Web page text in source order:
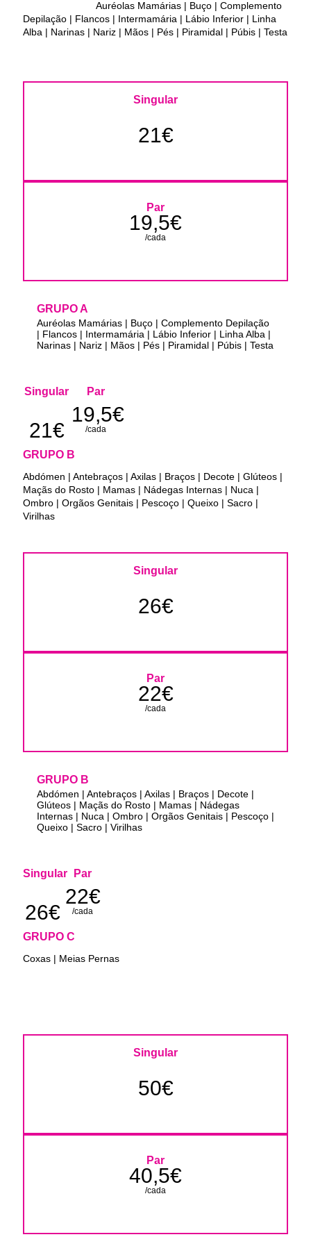
Auréolas Mamárias | Buço | Complemento
Depilação | Flancos | Intermamária | Lábio Inferior | Linha
Alba | Narinas | Nariz | Mãos | Pés | Piramidal | Púbis | Testa
Singular
21€
Par
19,5€
/cada
GRUPO A
Auréolas Mamárias | Buço | Complemento Depilação
| Flancos | Intermamária | Lábio Inferior | Linha Alba |
Narinas | Nariz | Mãos | Pés | Piramidal | Púbis | Testa
Singular
21€
Par
19,5€
/cada
GRUPO B
Abdómen | Antebraços | Axilas | Braços | Decote | Glúteos |
Maçãs do Rosto | Mamas | Nádegas Internas | Nuca |
Ombro | Orgãos Genitais | Pescoço | Queixo | Sacro |
Virilhas
Singular
26€
Par
22€
/cada
GRUPO B
Abdómen | Antebraços | Axilas | Braços | Decote |
Glúteos | Maçãs do Rosto | Mamas | Nádegas
Internas | Nuca | Ombro | Orgãos Genitais | Pescoço |
Queixo | Sacro | Virilhas
Singular
26€
Par
22€
/cada
GRUPO C
Coxas | Meias Pernas
Singular
50€
Par
40,5€
/cada